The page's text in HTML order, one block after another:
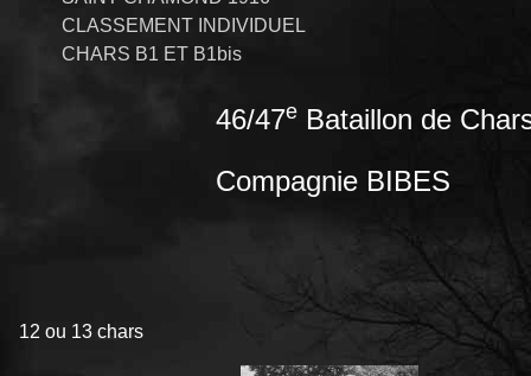
CLASSEMENT INDIVIDUEL
CHARS B1 ET B1bis
46/47e Bataillon de
Compagnie BIBES
12 ou 13 chars